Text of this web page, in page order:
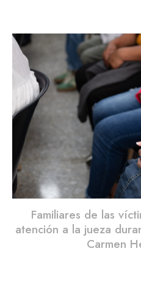
Familiares de las
atención a la jueza
Carmen